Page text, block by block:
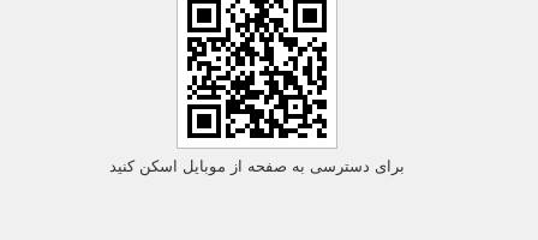
برای دسترسی به صفحه از موبایل اسکن کنید